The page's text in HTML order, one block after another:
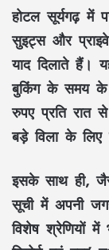
होटल सूर्यगढ़ में
सुइट्स और
याद दिलाते हैं।
बुकिंग के समय के
रुपए प्रति
बड़े विला के
इसके साथ ही,
सूची में अपनी
विशेष श्रेणियों